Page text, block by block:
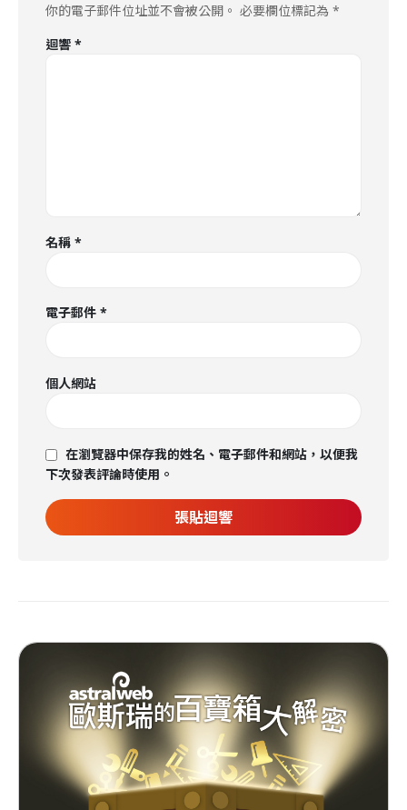
你的電子郵件位址並不會被公開。 必要欄位標記為 *
迴響 *
名稱 *
電子郵件 *
個人網站
在瀏覽器中保存我的姓名、電子郵件和網站，以便我
下次發表評論時使用。